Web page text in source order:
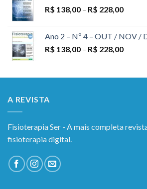
R$ 138,00 – R$ 228,00
Ano 2 – Nº 4 – OUT / NOV /
R$ 138,00 – R$ 228,00
A REVISTA
Fisioterapia Ser - A mais completa
fisioterapia digital.